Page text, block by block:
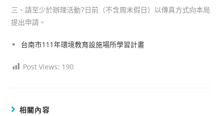
三、請至少於辦理活動7日前（不含周末假日）以傳真方式向本局
提出申請。
台南市111年環境教育設施場所學習計畫
Post Views: 190
相關內容